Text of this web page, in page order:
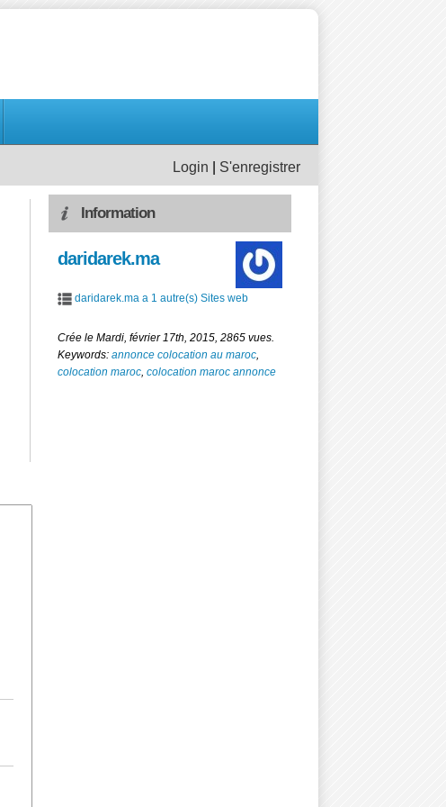
Login S'enregistrer
Information
daridarek.ma
daridarek.ma a 1 autre(s) Sites web
Crée le Mardi, février 17th, 2015, 2865 vues.
Keywords: annonce colocation au maroc,
colocation maroc, colocation maroc annonce